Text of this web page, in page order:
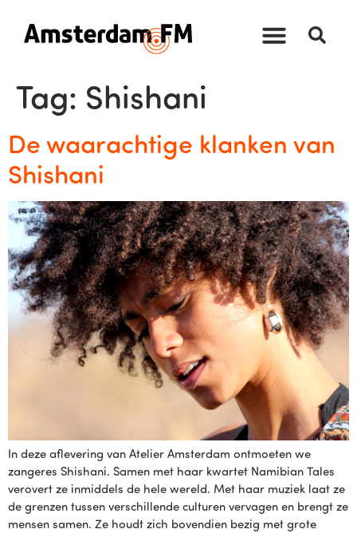
Tag: Shishani
De waarachtige klanken van
Shishani
In deze aflevering van Atelier Amsterdam ontmoeten we
zangeres Shishani. Samen met haar kwartet Namibian Tales
verovert ze inmiddels de hele wereld. Met haar muziek laat ze
de grenzen tussen verschillende culturen vervagen en brengt ze
mensen samen. Ze houdt zich bovendien bezig met grote